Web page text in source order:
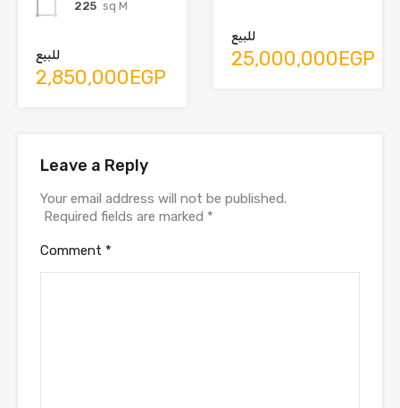
225 sq M
للبيع
2,850,000EGP
للبيع
25,000,000EGP
Leave a Reply
Your email address will not be published.
Required fields are marked *
Comment *